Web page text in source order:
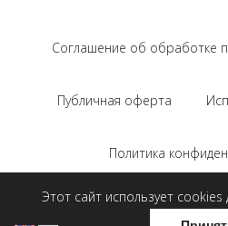
Соглашение об обработке
Публичная оферта
Политика
Соглашение на
Этот сайт использует